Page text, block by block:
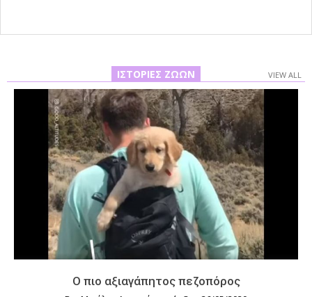
ΙΣΤΟΡΊΕΣ ΖΏΩΝ VIEW ALL
Ο πιο αξιαγάπητος πεζοπόρος